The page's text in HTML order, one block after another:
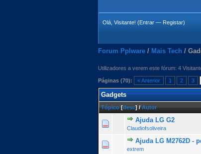
Olá, Visitante! (Entrar — Registar)
Forum Pplware / Mais Tech /
Utilizadores a verem este fórum: 4
Páginas (70): « Anterior 1 2 3
Gadgets
Tópico [desc] /Autor
Ajuda LG G2
Claudiofsoliveira
0 Voto(s) - 0 de 5 na
Ajuda LG M2762D -
extrem
0 Voto(s) - 0 de 5
1 2 3